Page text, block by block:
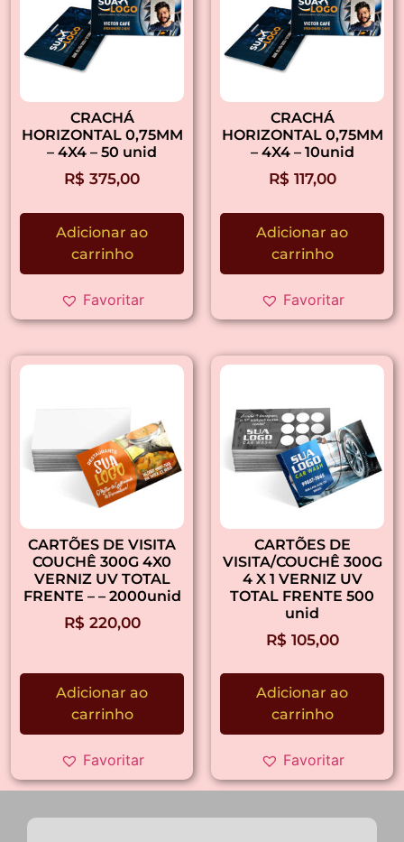
CRACHÁ
HORIZONTAL 0,75MM
– 4X4 – 50 unid
R$ 375,00
Adicionar ao
carrinho
Favoritar
CRACHÁ
HORIZONTAL 0,75MM
– 4X4 – 10unid
R$ 117,00
Adicionar ao
carrinho
Favoritar
CARTÕES DE VISITA
COUCHÊ 300G 4X0
VERNIZ UV TOTAL
FRENTE – – 2000unid
R$ 220,00
Adicionar ao
carrinho
Favoritar
CARTÕES DE
VISITA/COUCHÊ 300G
4 X 1 VERNIZ UV
TOTAL FRENTE 500
unid
R$ 105,00
Adicionar ao
carrinho
Favoritar